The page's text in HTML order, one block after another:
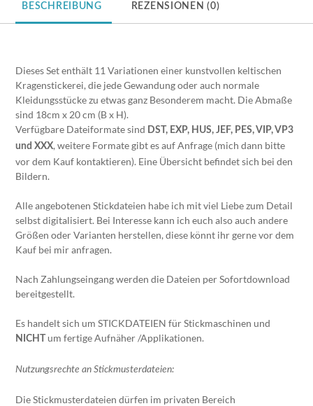
BESCHREIBUNG REZENSIONEN (0)
Dieses Set enthält 11 Variationen einer kunstvollen keltischen
Kragenstickerei, die jede Gewandung oder auch normale
Kleidungsstücke zu etwas ganz Besonderem macht. Die Abmaße
sind 18cm x 20 cm (B x H).
Verfügbare Dateiformate sind DST, EXP, HUS, JEF, PES, VIP, VP3
und XXX, weitere Formate gibt es auf Anfrage (mich dann bitte
vor dem Kauf kontaktieren). Eine Übersicht befindet sich bei den
Bildern.
Alle angebotenen Stickdateien habe ich mit viel Liebe zum Detail
selbst digitalisiert. Bei Interesse kann ich euch also auch andere
Größen oder Varianten herstellen, diese könnt ihr gerne vor dem
Kauf bei mir anfragen.
Nach Zahlungseingang werden die Dateien per Sofortdownload
bereitgestellt.
Es handelt sich um STICKDATEIEN für Stickmaschinen und
NICHT um fertige Aufnäher /Applikationen.
Nutzungsrechte an Stickmusterdateien:
Die Stickmusterdateien dürfen im privaten Bereich